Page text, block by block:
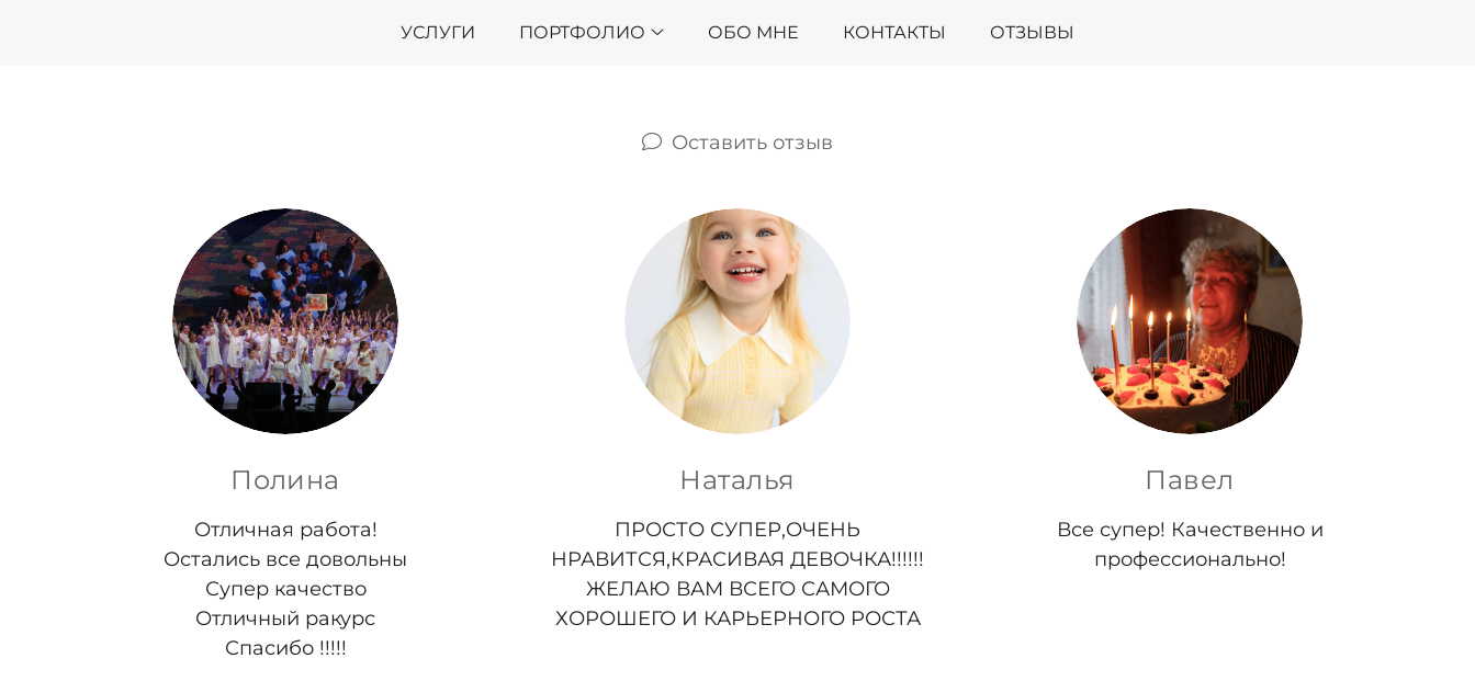
УСЛУГИ ПОРТФОЛИО ОБО МНЕ КОНТАКТЫ ОТЗЫВЫ
Оставить отзыв
Полина
Отличная работа!
Остались все довольны
Супер качество
Отличный ракурс
Спасибо !!!!!
Наталья
ПРОСТО СУПЕР,ОЧЕНЬ
НРАВИТСЯ,КРАСИВАЯ ДЕВОЧКА!!!!!!
ЖЕЛАЮ ВАМ ВСЕГО САМОГО
ХОРОШЕГО И КАРЬЕРНОГО РОСТА
Павел
Все супер! Качественно и
профессионально!